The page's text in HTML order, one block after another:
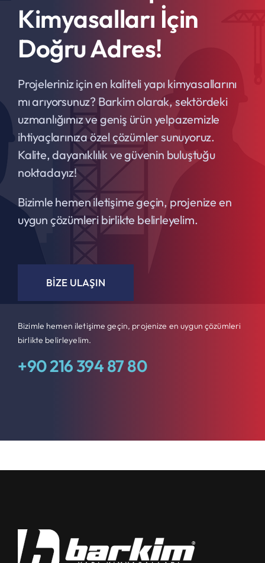
Kimyasalları İçin
Doğru Adres!
Projeleriniz için en kaliteli yapı kimyasallarını
mı arıyorsunuz? Barkim olarak, sektördeki
uzmanlığımız ve geniş ürün yelpazemizle
ihtiyaçlarınıza özel çözümler sunuyoruz.
Kalite, dayanıklılık ve güvenin buluştuğu
noktadayız!
Bizimle hemen iletişime geçin, projenize en
uygun çözümleri birlikte belirleyelim.
BIZE ULAŞIN
Bizimle hemen iletişime geçin, projenize en uygun çözümleri
birlikte belirleyelim.
+90 216 394 87 80